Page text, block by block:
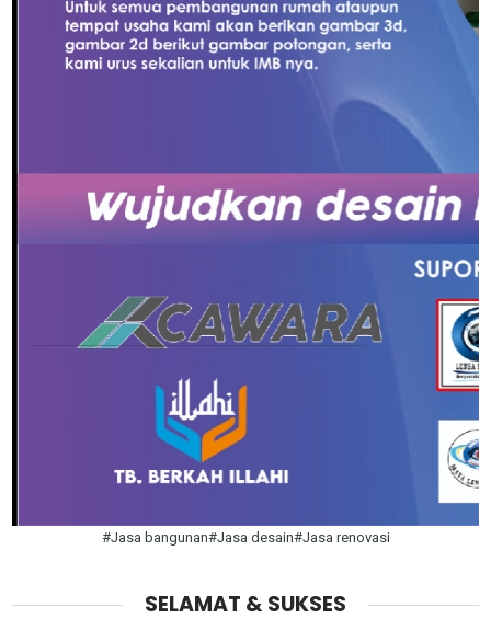
#Jasa bangunan#Jasa desain#Jasa renovasi
SELAMAT & SUKSES